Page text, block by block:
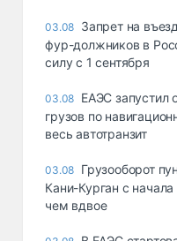
03.08 Запрет на
фур-должников в
силу с 1 сентября
03.08 ЕАЭС запустил
грузов по
весь автотранзит
03.08 Грузооборот
Кани-Курган с
чем вдвое